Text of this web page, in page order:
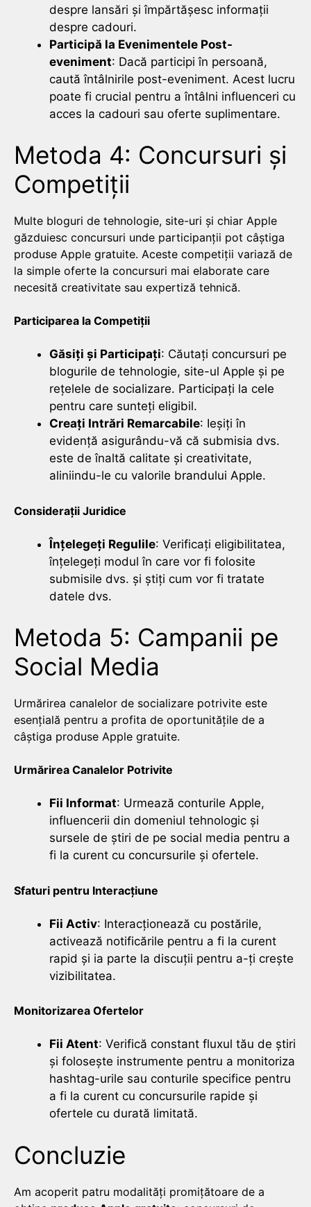
despre lansări și împărtășesc informații
despre cadouri.
Participă la Evenimentele Post-
eveniment: Dacă participi în persoană,
caută întâlnirile post-eveniment. Acest lucru
poate fi crucial pentru a întâlni influenceri cu
acces la cadouri sau oferte suplimentare.
Metoda 4: Concursuri și
Competiții
Multe bloguri de tehnologie, site-uri și chiar Apple
găzduiesc concursuri unde participanții pot câștiga
produse Apple gratuite. Aceste competiții variază de
la simple oferte la concursuri mai elaborate care
necesită creativitate sau expertiză tehnică.
Participarea la Competiții
Găsiți și Participați: Căutați concursuri pe
blogurile de tehnologie, site-ul Apple și pe
rețelele de socializare. Participați la cele
pentru care sunteți eligibil.
Creați Intrări Remarcabile: Ieșiți în
evidență asigurându-vă că submisia dvs.
este de înaltă calitate și creativitate,
aliniindu-le cu valorile brandului Apple.
Considerații Juridice
Înțelegeți Regulile: Verificați eligibilitatea,
înțelegeți modul în care vor fi folosite
submisile dvs. și știți cum vor fi tratate
datele dvs.
Metoda 5: Campanii pe
Social Media
Urmărirea canalelor de socializare potrivite este
esențială pentru a profita de oportunitățile de a
câștiga produse Apple gratuite.
Urmărirea Canalelor Potrivite
Fii Informat: Urmează conturile Apple,
influencerii din domeniul tehnologic și
sursele de știri de pe social media pentru a
fi la curent cu concursurile și ofertele.
Sfaturi pentru Interacțiune
Fii Activ: Interacționează cu postările,
activează notificările pentru a fi la curent
rapid și ia parte la discuții pentru a-ți crește
vizibilitatea.
Monitorizarea Ofertelor
Fii Atent: Verifică constant fluxul tău de știri
și folosește instrumente pentru a monitoriza
hashtag-urile sau conturile specifice pentru
a fi la curent cu concursurile rapide și
ofertele cu durată limitată.
Concluzie
Am acoperit patru modalități promițătoare de a